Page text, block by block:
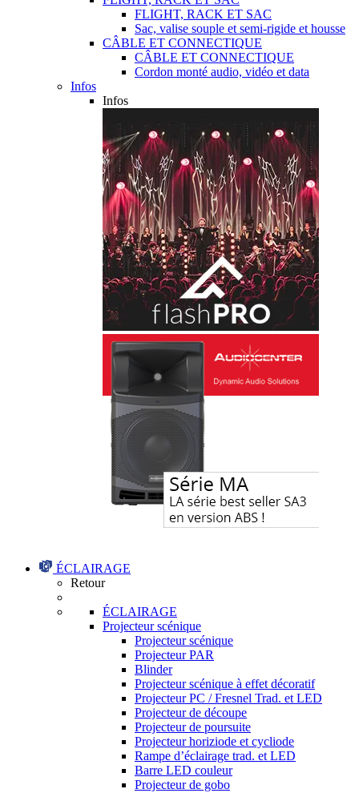
FLIGHT, RACK ET SAC
Sac, valise souple et semi-rigide et housse
CÂBLE ET CONNECTIQUE
CÂBLE ET CONNECTIQUE
Cordon monté audio, vidéo et data
Infos
Infos
ÉCLAIRAGE
Retour
ÉCLAIRAGE
Projecteur scénique
Projecteur scénique
Projecteur PAR
Blinder
Projecteur scénique à effet décoratif
Projecteur PC / Fresnel Trad. et LED
Projecteur de découpe
Projecteur de poursuite
Projecteur horiziode et cycliode
Rampe d’éclairage trad. et LED
Barre LED couleur
Projecteur de gobo